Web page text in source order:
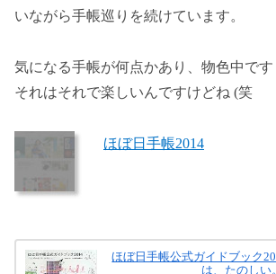
いながら手帳巡りを続けています。
気になる手帳が何点かあり、物色中です
それはそれで楽しいんですけどね (笑
ほぼ日手帳2014
ほぼ日手帳公式ガイドブック
は、たのしい。